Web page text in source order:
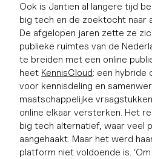
Ook is Jantien al langere tijd
big tech en de zoektocht naar
De afgelopen jaren zette ze
publieke ruimtes van de
te breiden met een online
heet KennisCloud: een hybride
voor kennisdeling en
maatschappelijke
online elkaar versterken. Het
big tech alternatief, waar veel
aangehaakt. Maar het werd
platform niet voldoende is.